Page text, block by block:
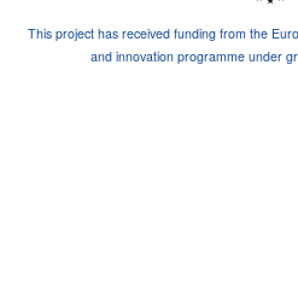
This project has received funding from the
and innovation programme under